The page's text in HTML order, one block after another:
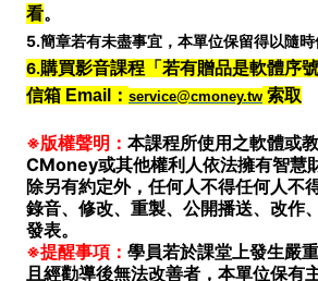
看。
5.簡章若有未盡事宜，本單位保留得以隨
6.購買影音課程「若有贈品是軟體序
信箱 Email： service@cmoney.tw 索取
※版權聲明： 本課程所使用之軟體或
CMoney或其他權利人依法擁有智慧
除另有約定外，任何人不得任何人不
錄音、修改、重製、公開播送、改作
發表。
※提醒事項： 學員若於課堂上發生嚴
且經勸導後無法改善者，本單位保有